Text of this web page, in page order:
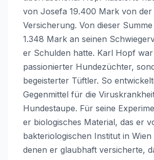
von Josefa 19.400 Mark von der
Versicherung. Von dieser
1.348 Mark an seinen
er Schulden hatte. Karl Hopf
passionierter Hundezüchter,
begeisterter Tüftler. So
Gegenmittel für die
Hundestaupe. Für seine
er biologisches Material, das er
bakteriologischen Institut in Wien
denen er glaubhaft versicherte,